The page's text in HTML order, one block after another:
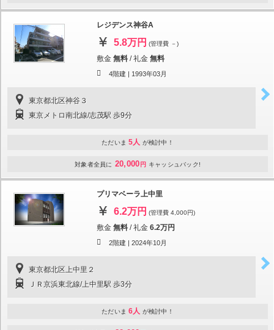
レジデンス神谷A
5.8万円 (管理費 －)
敷金 無料 /礼金 無料
4階建 | 1993年03月
東京都北区神谷３
東京メトロ南北線/志茂駅 歩9分
ただいま 5人 が検討中！
対象者全員に 20,000 円 キャッシュバック!
プリマベーラ上中里
6.2万円 (管理費 4,000円)
敷金 無料 /礼金 6.2万円
2階建 | 2024年10月
東京都北区上中里２
ＪＲ京浜東北線/上中里駅 歩3分
ただいま 6人 が検討中！